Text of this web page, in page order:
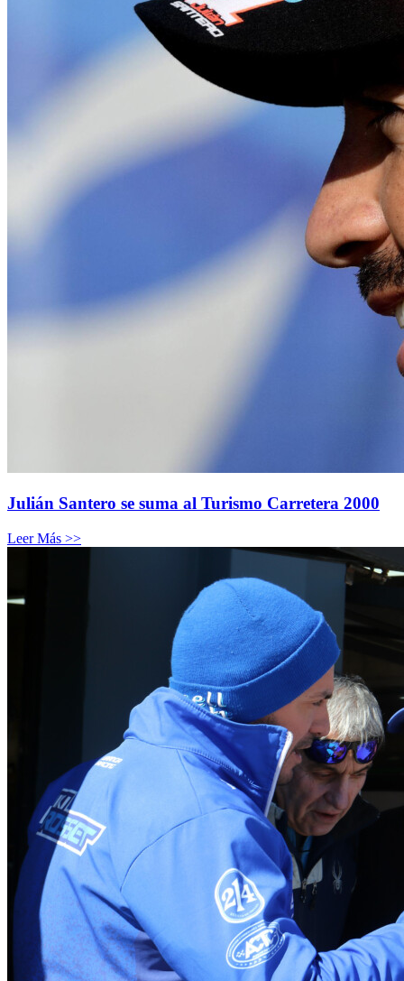
Julián Santero se suma al Turismo Carretera 2000
Leer Más >>